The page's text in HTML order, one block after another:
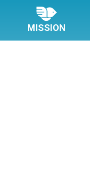
MISSION